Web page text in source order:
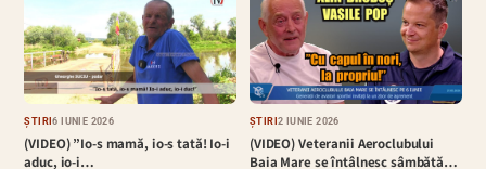
ȘTIRI6 IUNIE 2026
(VIDEO) ”Io-s mamă, io-s tată! Io-i
aduc, io-i…
ȘTIRI2 IUNIE 2026
(VIDEO) Veteranii Aeroclubului
Baia Mare se întâlnesc sâmbătă…